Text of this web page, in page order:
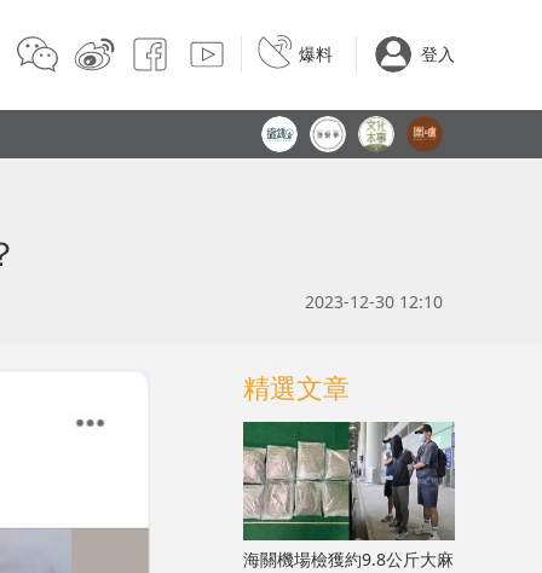
爆料 登入
2023-12-30 12:10
精選文章
海關機場檢獲約9.8公斤大麻